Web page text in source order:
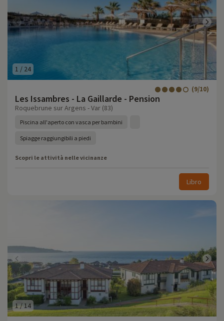
1 / 24
Les Issambres - La Gaillarde - Pension
(9/10)
Roquebrune sur Argens - Var (83)
Piscina all'aperto con vasca per bambini
Spiagge raggiungibili a piedi
Scopri le attività nelle vicinanze
Libro
1/ 14